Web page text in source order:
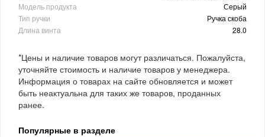
Модель продукта
Серый
Тип ручки
Ручка скоба
Длина винта
28.0
*Цены и наличие товаров могут различаться. Пожалуйста,
уточняйте стоимость и наличие товаров у менеджера.
Информация о товарах на сайте обновляется и может
быть неактуальна для таких же товаров, проданных
ранее.
Популярные в разделе